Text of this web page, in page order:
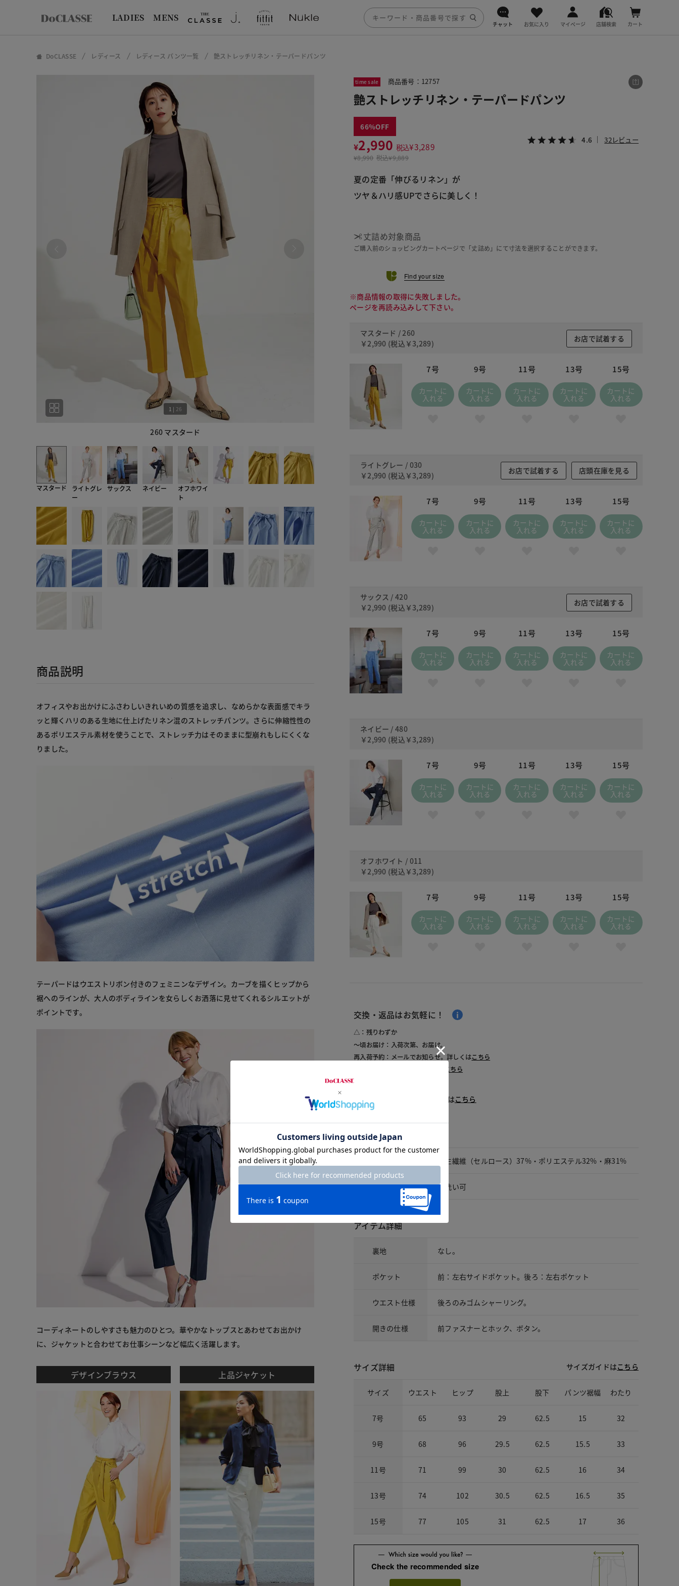
LADIES MENS
チャット お気に入り マイページ 店舗検索 カート
DoCLASSE レディース レディース パンツ一覧 艶ストレッチリネン・テーパードパンツ
260 マスタード
1 | 26
マスタード
ライトグレ
ー
サックス ネイビー
オフホワイ
ト
商品説明
オフィスやお出かけにふさわしいきれいめの質感を追求し、なめらかな表面感でキラ
ッと輝くハリのある生地に仕上げたリネン混のストレッチパンツ。さらに伸縮性性の
あるポリエステル素材を使うことで、ストレッチ力はそのままに型崩れもしにくくな
りました。
テーパードはウエストリボン付きのフェミニンなデザイン。カーブを描くヒップから
裾へのラインが、大人のボディラインを女らしくお洒落に見せてくれるシルエットが
ポイントです。
コーディネートのしやすさも魅力のひとつ。華やかなトップスとあわせてお出かけ
に、ジャケットと合わせてお仕事シーンなど幅広く活躍します。
デザインブラウス 上品ジャケット
time sale 商品番号：12757
艶ストレッチリネン・テーパードパンツ
66
¥2,990 税込¥3,289
¥8,990 税込¥9,889
4.6 32レビュー
夏の定番「伸びるリネン」が
ツヤ＆ハリ感UPでさらに美しく！
丈詰め対象商品
ご購入前のショッピングカートページで「丈詰め」にて寸法を選択することができます。
Find your size
※商品情報の取得に失敗しました。
ページを再読み込みして下さい。
マスタード / 260
￥2,990 (税込 ￥3,289)
お店で試着する
7号
カートに
入れる
9号
カートに
入れる
11号
カートに
入れる
13号
カートに
入れる
15号
カートに
入れる
ライトグレー / 030
￥2,990 (税込 ￥3,289)
お店で試着する 店頭在庫を見る
7号
カートに
入れる
9号
カートに
入れる
11号
カートに
入れる
13号
カートに
入れる
15号
カートに
入れる
サックス / 420
￥2,990 (税込 ￥3,289)
お店で試着する
7号
カートに
入れる
9号
カートに
入れる
11号
カートに
入れる
13号
カートに
入れる
15号
カートに
入れる
ネイビー / 480
￥2,990 (税込 ￥3,289)
7号
カートに
入れる
9号
カートに
入れる
11号
カートに
入れる
13号
カートに
入れる
15号
カートに
入れる
オフホワイト / 011
￥2,990 (税込 ￥3,289)
7号
カートに
入れる
9号
カートに
入れる
11号
カートに
入れる
13号
カートに
入れる
15号
カートに
入れる
交換・返品はお気軽に！
△：残りわずか
～頃お届け：入荷次第、お届け。
再入荷予約：メールでお知らせ。詳しくはこちら
こちら
商品についてのお問い合わせはこちら
素材
再生繊維（セルロース）37%・ポリエステル32%・麻31%
洗濯表示 手洗い可
アイテム詳細
裏地 なし。
ポケット 前：左右サイドポケット。後ろ：左右ポケット
ウエスト仕様 後ろのみゴムシャーリング。
開きの仕様 前ファスナーとホック、ボタン。
サイズ詳細 サイズガイドはこちら
サイズ ウエスト ヒップ 股上 股下 パンツ裾幅 わたり
7号 65 93 29 62.5 15 32
9号 68 96 29.5 62.5 15.5 33
11号 71 99 30 62.5 16 34
13号 74 102 30.5 62.5 16.5 35
15号 77 105 31 62.5 17 36
Check the recommended size